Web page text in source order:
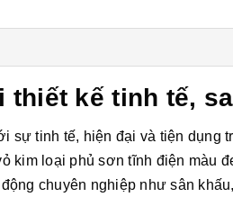
thiết kế tinh tế,
sự tinh tế, hiện đại và tiện dụng
kim loại phủ sơn tĩnh điện màu
chuyên nghiệp như sân